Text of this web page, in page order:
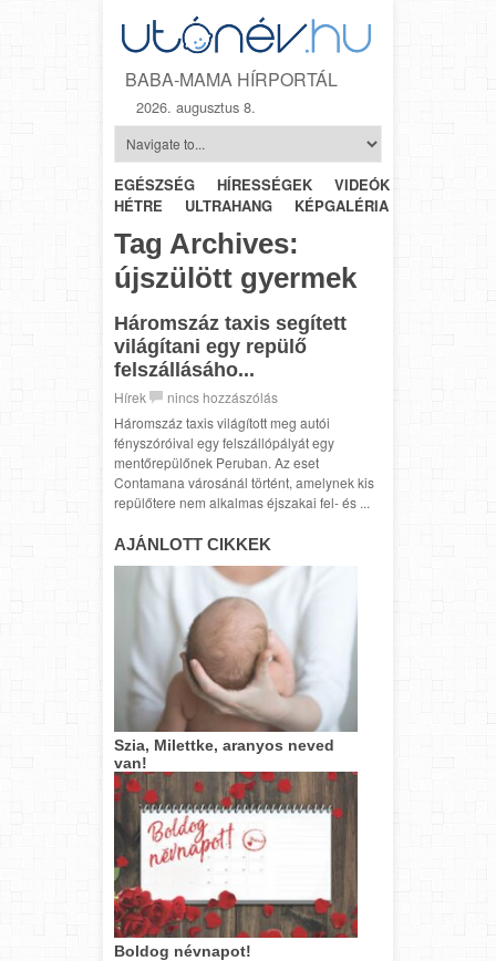
BABA-MAMA HÍRPORTÁL
2026. augusztus 8.
EGÉSZSÉG HÍRESSÉGEK VIDEÓK
HÉTRŐL-
HÉTRE
ULTRAHANG KÉPGALÉRIA
Tag Archives:
újszülött gyermek
Háromszáz taxis segített
világítani egy repülő
felszállásáho...
Hírek
nincs hozzászólás
Háromszáz taxis világított meg autói
fényszóróival egy felszállópályát egy
mentőrepülőnek Peruban. Az eset
Contamana városánál történt, amelynek kis
repülőtere nem alkalmas éjszakai fel- és ...
AJÁNLOTT CIKKEK
Szia, Milettke, aranyos neved
van!
Boldog névnapot!